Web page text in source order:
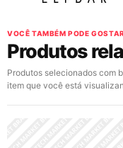
VOCÊ TAMBÉM PODE GOSTAR
Produtos
Produtos selecionados com
item que você está